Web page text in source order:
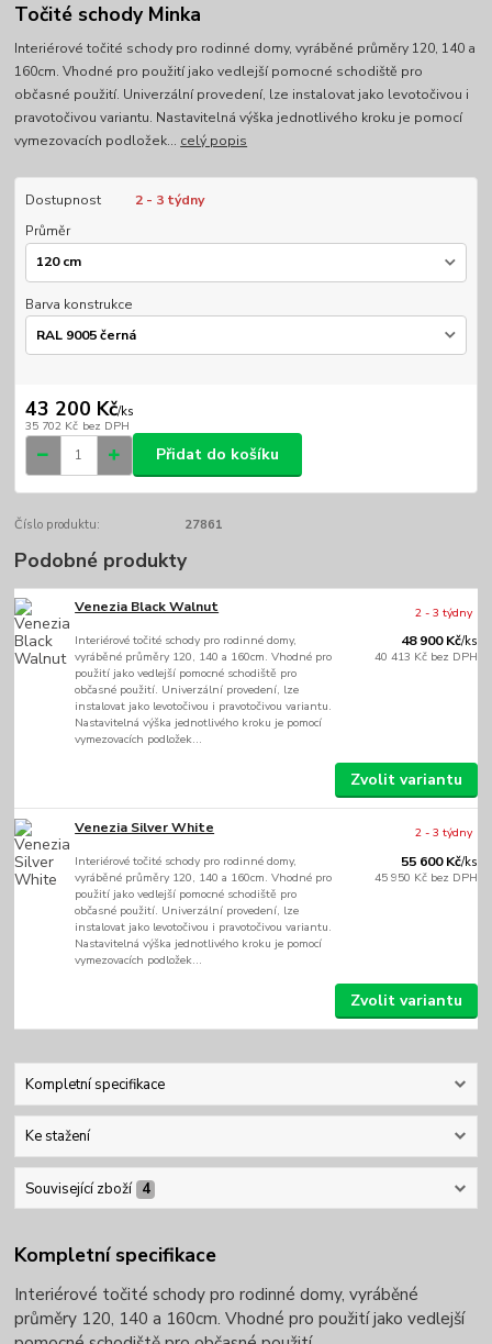
Točité schody Minka
Interiérové točité schody pro rodinné domy, vyráběné průměry 120, 140 a
160cm. Vhodné pro použití jako vedlejší pomocné schodiště pro
občasné použití. Univerzální provedení, lze instalovat jako levotočivou i
pravotočivou variantu. Nastavitelná výška jednotlivého kroku je pomocí
vymezovacích podložek... celý popis
Dostupnost
2 - 3 týdny
Průměr
Barva konstrukce
43 200 Kč/ks
35 702 Kč bez DPH
Přidat do košíku
Číslo produktu: 27861
Podobné produkty
Venezia Black Walnut
Interiérové točité schody pro rodinné domy,
vyráběné průměry 120, 140 a 160cm. Vhodné pro
použití jako vedlejší pomocné schodiště pro
občasné použití. Univerzální provedení, lze
instalovat jako levotočivou i pravotočivou variantu.
Nastavitelná výška jednotlivého kroku je pomocí
vymezovacích podložek...
48 900 Kč/ks
40 413 Kč bez DPH
2 - 3 týdny
Zvolit variantu
Venezia Silver White
Interiérové točité schody pro rodinné domy,
vyráběné průměry 120, 140 a 160cm. Vhodné pro
použití jako vedlejší pomocné schodiště pro
občasné použití. Univerzální provedení, lze
instalovat jako levotočivou i pravotočivou variantu.
Nastavitelná výška jednotlivého kroku je pomocí
vymezovacích podložek...
55 600 Kč/ks
45 950 Kč bez DPH
2 - 3 týdny
Zvolit variantu
Kompletní specifikace
Ke stažení
Související zboží 4
Kompletní specifikace
Interiérové točité schody pro rodinné domy, vyráběné
průměry 120, 140 a 160cm. Vhodné pro použití jako vedlejší